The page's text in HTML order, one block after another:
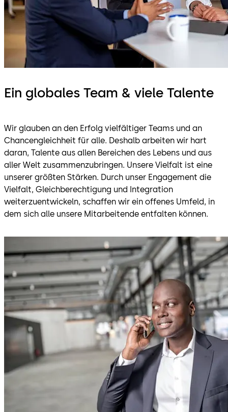
Ein globales Team & viele Talente
Wir glauben an den Erfolg vielfältiger Teams und an
Chancengleichheit für alle. Deshalb arbeiten wir hart
daran, Talente aus allen Bereichen des Lebens und aus
aller Welt zusammenzubringen. Unsere Vielfalt ist eine
unserer größten Stärken. Durch unser Engagement die
Vielfalt, Gleichberechtigung und Integration
weiterzuentwickeln, schaffen wir ein offenes Umfeld, in
dem sich alle unsere Mitarbeitende entfalten können.